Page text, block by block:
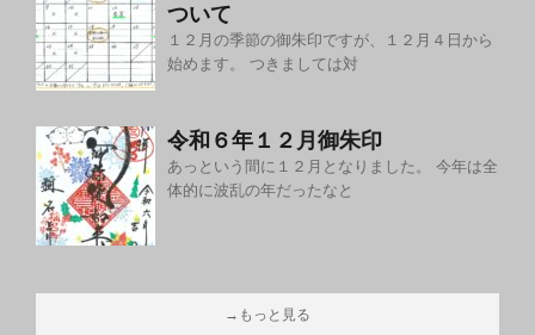
ついて
１２月の季節の御朱印ですが、１２月４日から
始めます。 つきましては対
令和６年１２月御朱印
あっという間に１２月となりました。 今年は全
体的に波乱の年だったなと
→もっと見る